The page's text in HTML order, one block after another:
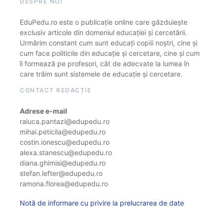
EduPedu.ro este o publicație online care găzduiește
exclusiv articole din domeniul educației și cercetării.
Urmărim constant cum sunt educați copiii noștri, cine și
cum face politicile din educație și cercetare, cine și cum
îi formează pe profesori, cât de adecvate la lumea în
care trăim sunt sistemele de educație și cercetare.
CONTACT REDACȚIE
Adrese e-mail
raluca.pantazi@edupedu.ro
mihai.peticila@edupedu.ro
costin.ionescu@edupedu.ro
alexa.stanescu@edupedu.ro
diana.ghimisi@edupedu.ro
stefan.lefter@edupedu.ro
ramona.florea@edupedu.ro
Notă de informare cu privire la prelucrarea de date